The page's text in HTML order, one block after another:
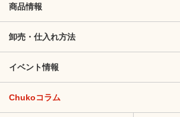
商品情報
卸売・仕入れ方法
イベント情報
Chukoコラム